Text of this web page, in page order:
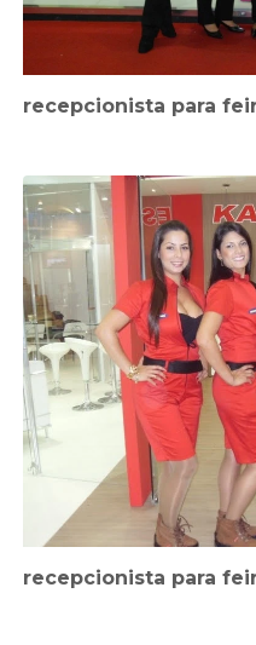
recepcionista para
recepcionista para